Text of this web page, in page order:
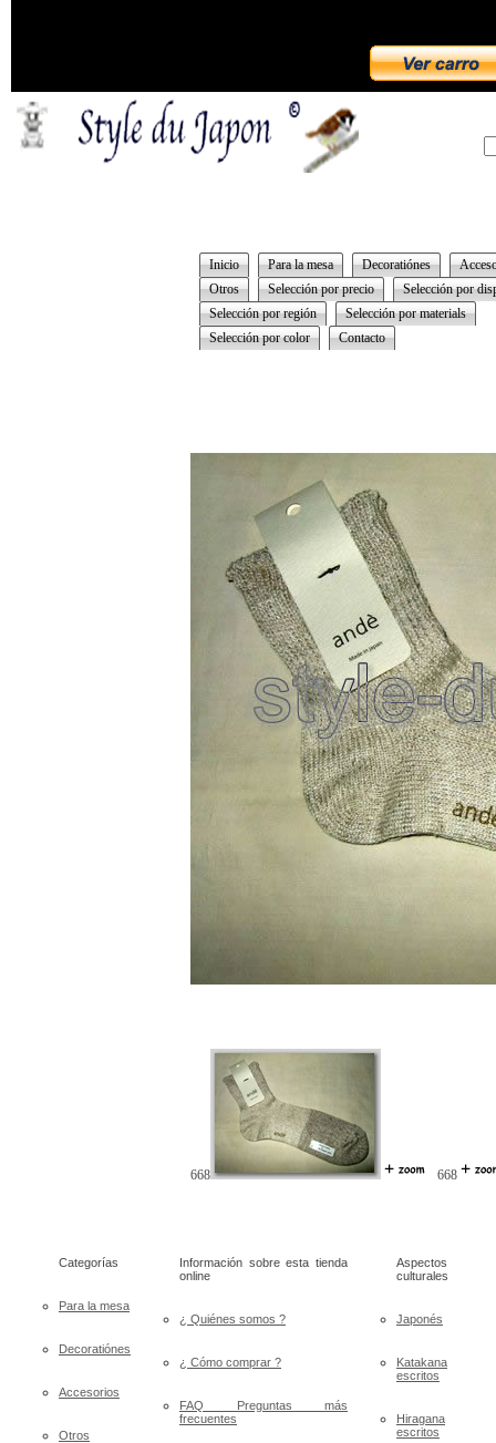
Inicio Para la mesa Decoratiónes
Otros
Selección por precio
Selección por
Selección por región
Selección por materials
Selección por color
Contacto
668 668
Categorías
Para la mesa
Decoratiónes
Accesorios
Otros
Información sobre esta tienda
online
¿ Quiénes somos ?
¿ Cómo comprar ?
FAQ Preguntas más
frecuentes
Aspectos
culturales
Japonés
Katakana
escritos
Hiragana
escritos